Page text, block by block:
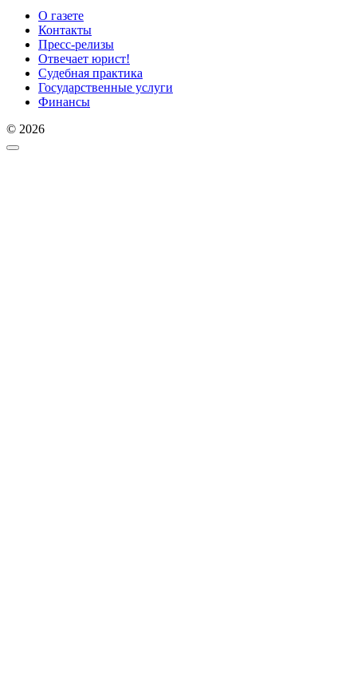
О газете
Контакты
Пресс-релизы
Отвечает юрист!
Судебная практика
Государственные услуги
Финансы
© 2026